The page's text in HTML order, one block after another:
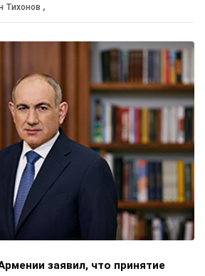
Тихонов ,
заявил, что принятие